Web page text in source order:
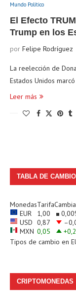
Mundo Político
El Efecto
Trump en los
por Felipe Rodríguez
La reelección de
Estados Unidos
Leer más
TABLA DE
MonedasTarifa
EUR
1,00 0,00
USD 0,87
MXN 0,05
Tipos de cambio en
CRIPTOMONEDAS